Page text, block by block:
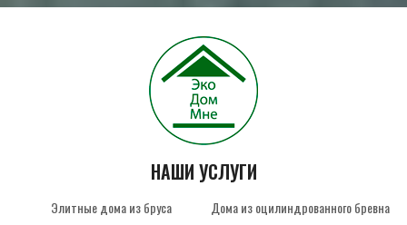
НАШИ УСЛУГИ
Элитные дома из бруса
Дома из оцилиндрованного бревна